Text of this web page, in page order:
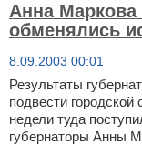
Анна Маркова
обменялись
8.09.2003 00:01
Результаты
подвести
недели туда
губернаторы Анны